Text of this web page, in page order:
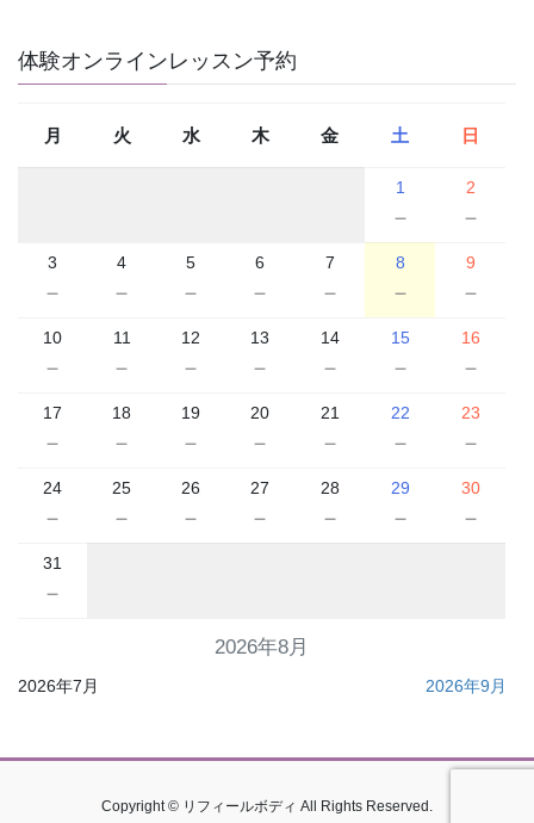
体験オンラインレッスン予約
2026年8月
月 火 水 木 金 土 日
1
－
2
－
3
－
4
－
5
－
6
－
7
－
8
－
9
－
10
－
11
－
12
－
13
－
14
－
15
－
16
－
17
－
18
－
19
－
20
－
21
－
22
－
23
－
24
－
25
－
26
－
27
－
28
－
29
－
30
－
31
－
2026年7月 2026年9月
Copyright © リフィールボディ All Rights Reserved.